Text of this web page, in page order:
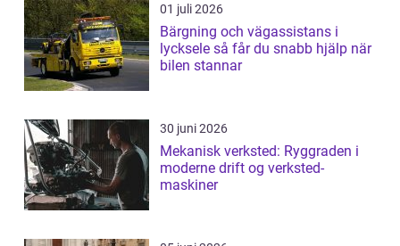
01 juli 2026
Bärgning och vägassistans i
lycksele så får du snabb hjälp när
bilen stannar
30 juni 2026
Mekanisk verksted: Ryggraden i
moderne drift og verksted-
maskiner